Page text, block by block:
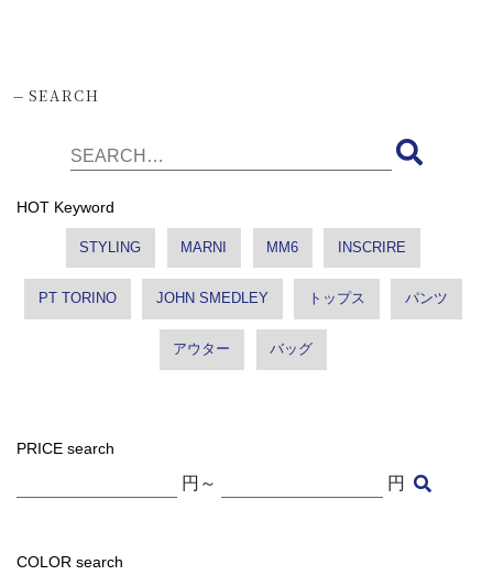
-SEARCH
HOT Keyword
STYLING MARNI MM6 INSCRIRE
PT TORINO JOHN SMEDLEY トップス パンツ
アウター バッグ
PRICE search
円～ 円
COLOR search